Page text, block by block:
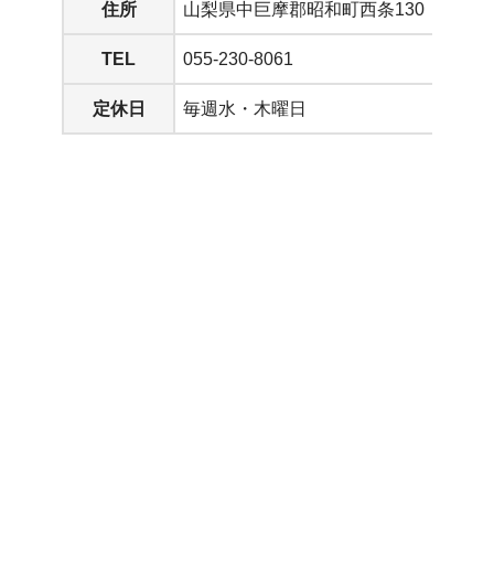
住所 山梨県中巨摩郡昭和町西条130
TEL 055-230-8061
定休日 毎週水・木曜日